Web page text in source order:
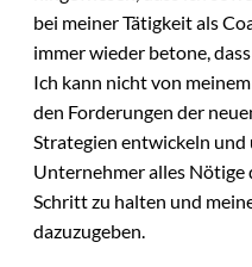
bei meiner Tätigkeit als
immer wieder betone,
Ich kann nicht von
den Forderungen der
Strategien entwickeln und
Unternehmer alles
Schritt zu halten und
dazuzugeben.